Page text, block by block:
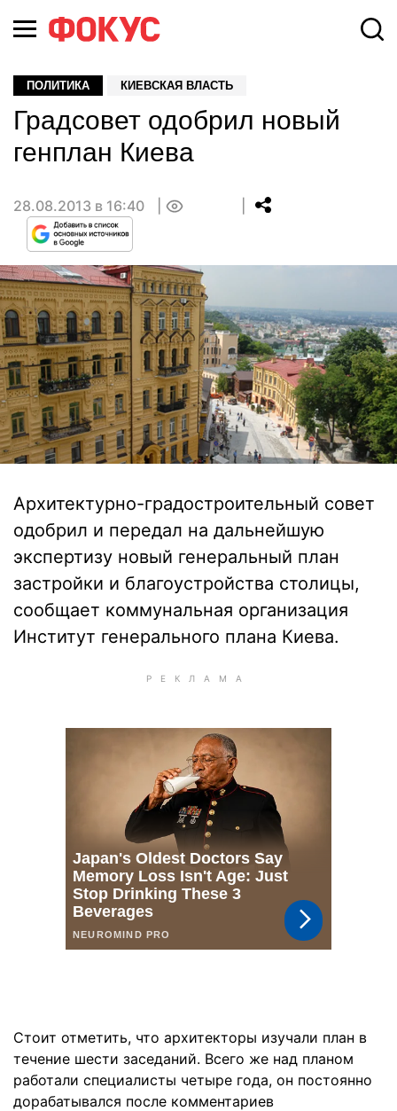
ПОЛИТИКА КИЕВСКАЯ ВЛАСТЬ
Градсовет одобрил новый
генплан Киева
28.08.2013 в 16:40
Архитектурно-градостроительный совет
одобрил и передал на дальнейшую
экспертизу новый генеральный план
застройки и благоустройства столицы,
сообщает коммунальная организация
Институт генерального плана Киева.
Стоит отметить, что архитекторы изучали план в
течение шести заседаний. Всего же над планом
работали специалисты четыре года, он постоянно
дорабатывался после комментариев